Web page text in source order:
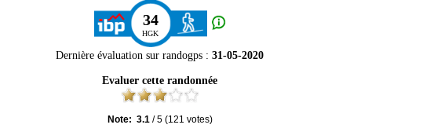
34
HGK
Dernière évaluation sur randogps : 31-05-2020
Evaluer cette randonnée
Note: 3.1/5(121 votes)